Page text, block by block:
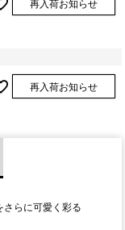
再入荷お知らせ
再入荷お知らせ
さらに可愛く彩る